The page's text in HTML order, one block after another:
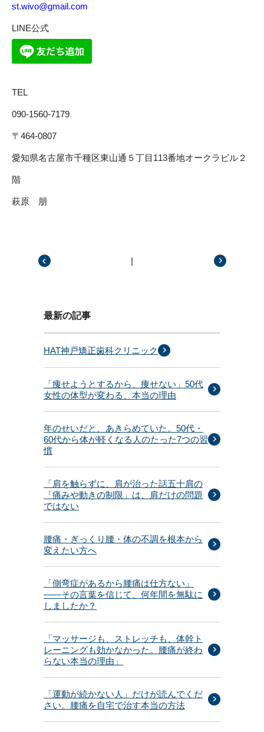
st.wivo@gmail.com
LINE公式
TEL
090-1560-7179
〒464-0807
愛知県名古屋市千種区東山通５丁目113番地オークラビル２
階
萩原 朋
|
最新の記事
HAT神戸矯正歯科クリニック
「痩せようとするから、痩せない」50代
女性の体型が変わる、本当の理由
年のせいだと、あきらめていた。50代・
60代から体が軽くなる人のたった7つの習
慣
「肩を触らずに、肩が治った話五十肩の
「痛みや動きの制限」は、肩だけの問題
ではない
腰痛・ぎっくり腰・体の不調を根本から
変えたい方へ
「側弯症があるから腰痛は仕方ない」
——その言葉を信じて、何年間を無駄に
しましたか？
「マッサージも、ストレッチも、体幹ト
レーニングも効かなかった。腰痛が終わ
らない本当の理由」
「運動が続かない人」だけが読んでくだ
さい。腰痛を自宅で治す本当の方法